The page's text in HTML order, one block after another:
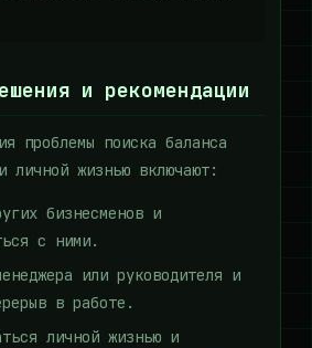
и рекомендации
проблемы поиска баланса
личной жизнью включают:
бизнесменов и
с ними.
или руководителя и
в работе.
личной жизнью и